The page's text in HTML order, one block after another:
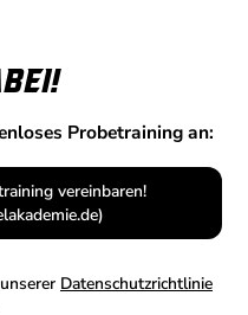
Probetraining an:
vereinbaren!
Datenschutzrichtlinie